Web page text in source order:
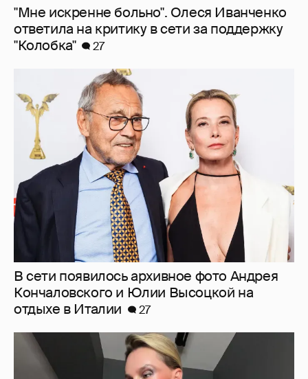
В сети появилось архивное фото Андрея
Кончаловского и Юлии Высоцкой на
отдыхе в Италии
27
"Люблю своё тело". 52-летняя Наталья